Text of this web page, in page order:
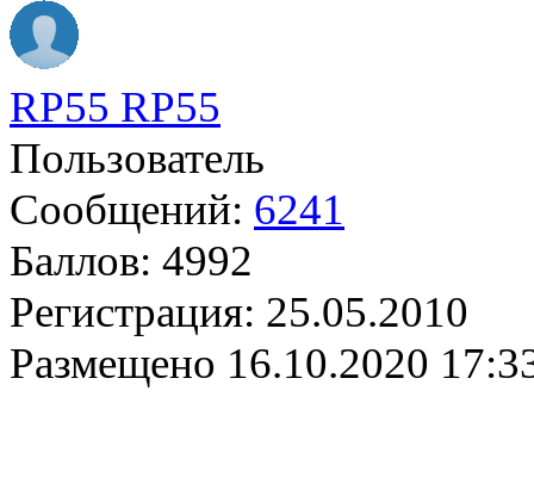
RP55 RP55
Пользователь
Сообщений: 6241
Баллов: 4992
Регистрация: 25.05.2010
Размещено 16.10.2020